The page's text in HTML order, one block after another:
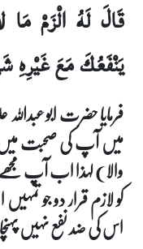
قَالَ لَهُ الْزَمْ
يَنْفَعُكَ مَعَ غَيْرِهِ
فرمایا حضرت ابو
میں آپ کی صحبت میں
والا) لہذا اب آپ
کو لازم قرار دو جو
اس کی ضد نفع نہیں